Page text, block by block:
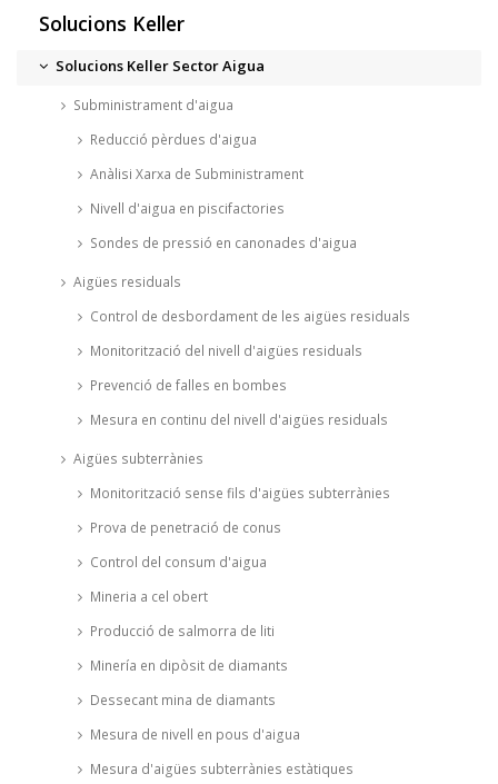
Solucions Keller
Solucions Keller Sector Aigua
Subministrament d'aigua
Reducció pèrdues d'aigua
Anàlisi Xarxa de Subministrament
Nivell d'aigua en piscifactories
Sondes de pressió en canonades d'aigua
Aigües residuals
Control de desbordament de les aigües residuals
Monitorització del nivell d'aigües residuals
Prevenció de falles en bombes
Mesura en continu del nivell d'aigües residuals
Aigües subterrànies
Monitorització sense fils d'aigües subterrànies
Prova de penetració de conus
Control del consum d'aigua
Mineria a cel obert
Producció de salmorra de liti
Minería en dipòsit de diamants
Dessecant mina de diamants
Mesura de nivell en pous d'aigua
Mesura d'aigües subterrànies estàtiques